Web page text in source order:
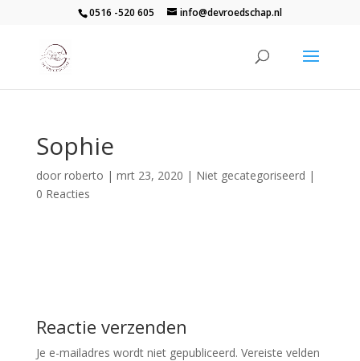
0516 -520 605 info@devroedschap.nl
Sophie
door roberto | mrt 23, 2020 | Niet gecategoriseerd |
0 Reacties
Reactie verzenden
Je e-mailadres wordt niet gepubliceerd. Vereiste velden